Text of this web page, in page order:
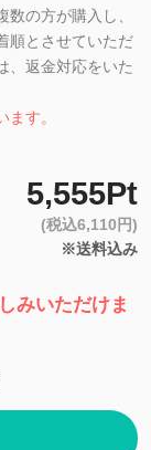
の方が購入し、
順とさせていただ
、返金対応をいた
す。
5,555Pt
(税込6,110円)
※送料込み
みいただけま